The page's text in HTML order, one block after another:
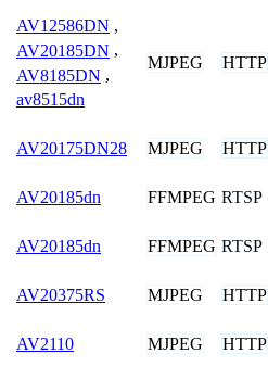
AV12586DN ,
AV20185DN ,
AV8185DN ,
av8515dn
MJPEG HTTP
AV20175DN28 MJPEG HTTP
AV20185dn FFMPEG RTSP
AV20185dn FFMPEG RTSP
AV20375RS MJPEG HTTP
AV2110 MJPEG HTTP